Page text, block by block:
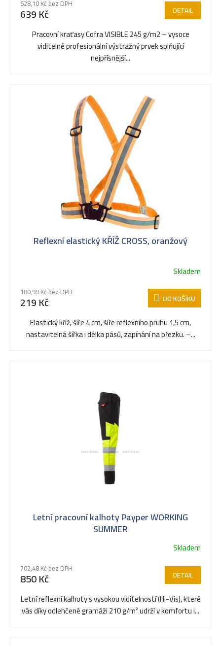
528,10 Kč bez DPH
639 Kč DETAIL
Pracovní kraťasy Cofra VISIBLE 245 g/m2 – vysoce
viditelné profesionální výstražný prvek splňující
nejpřísnější...
Reflexní elastický KŘÍŽ CROSS, oranžový
Skladem
180,99 Kč bez DPH
219 Kč DO KOŠÍKU
Elastický kříž, šíře 4 cm, šíře reflexního pruhu 1,5 cm,
nastavitelná šířka i délka pásů, zapínání na přezku. –...
Letní pracovní kalhoty Payper WORKING
SUMMER
Skladem
702,48 Kč bez DPH
850 Kč DETAIL
Letní reflexní kalhoty s vysokou viditelností (Hi-Vis), které
vás díky odlehčené gramáži 210 g/m² udrží v komfortu i...